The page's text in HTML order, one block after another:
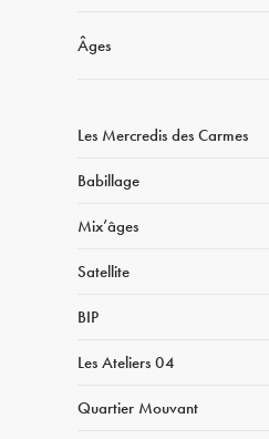
Âges
Les Mercredis des Carmes
Babillage
Mix’âges
Satellite
BIP
Les Ateliers 04
Quartier Mouvant